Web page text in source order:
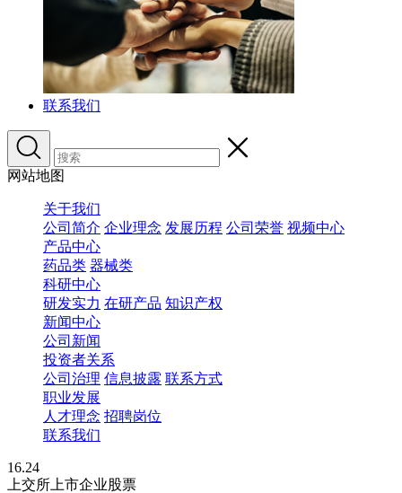
联系我们
网站地图
关于我们
公司简介 企业理念 发展历程 公司荣誉 视频中心
产品中心
药品类 器械类
科研中心
研发实力 在研产品 知识产权
新闻中心
公司新闻
投资者关系
公司治理 信息披露 联系方式
职业发展
人才理念 招聘岗位
联系我们
16.24
上交所上市企业股票